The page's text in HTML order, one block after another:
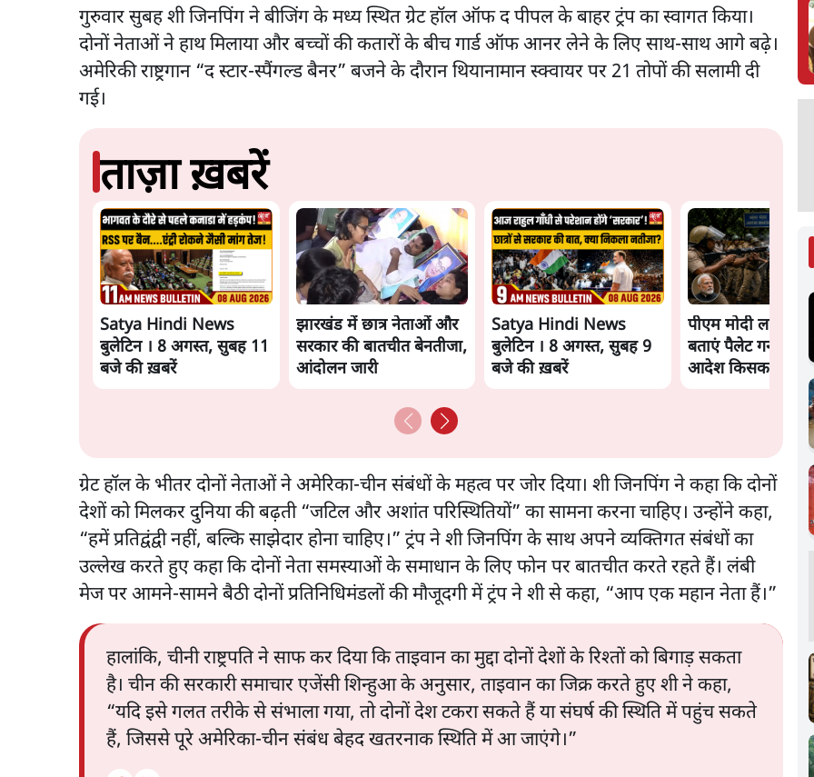
गुरुवार सुबह शी जिनपिंग ने बीजिंग के मध्य स्थित ग्रेट हॉल ऑफ द पीपल के बाहर ट्रंप का स्वागत किया।
दोनों नेताओं ने हाथ मिलाया और बच्चों की कतारों के बीच गार्ड ऑफ आनर लेने के लिए साथ-साथ आगे बढ़े।
अमेरिकी राष्ट्रगान “द स्टार-स्पैंगल्ड बैनर” बजने के दौरान थियानामान स्क्वायर पर 21 तोपों की सलामी दी
गई।
ताज़ा ख़बरें
Satya Hindi News
बुलेटिन । 8 अगस्त, सुबह 11
बजे की ख़बरें
झारखंड में छात्र नेताओं और
सरकार की बातचीत बेनतीजा,
आंदोलन जारी
Satya Hindi News
बुलेटिन । 8 अगस्त, सुबह 9
बजे की ख़बरें
पीएम मोदी लाल किले
बताएं पैलेट गन चलाने
आदेश किसका था,
ग्रेट हॉल के भीतर दोनों नेताओं ने अमेरिका-चीन संबंधों के महत्व पर जोर दिया। शी जिनपिंग ने कहा कि दोनों
देशों को मिलकर दुनिया की बढ़ती “जटिल और अशांत परिस्थितियों” का सामना करना चाहिए। उन्होंने कहा,
“हमें प्रतिद्वंद्वी नहीं, बल्कि साझेदार होना चाहिए।” ट्रंप ने शी जिनपिंग के साथ अपने व्यक्तिगत संबंधों का
उल्लेख करते हुए कहा कि दोनों नेता समस्याओं के समाधान के लिए फोन पर बातचीत करते रहते हैं। लंबी
मेज पर आमने-सामने बैठी दोनों प्रतिनिधिमंडलों की मौजूदगी में ट्रंप ने शी से कहा, “आप एक महान नेता हैं।”
हालांकि, चीनी राष्ट्रपति ने साफ कर दिया कि ताइवान का मुद्दा दोनों देशों के रिश्तों को बिगाड़ सकता
है। चीन की सरकारी समाचार एजेंसी शिन्हुआ के अनुसार, ताइवान का जिक्र करते हुए शी ने कहा,
“यदि इसे गलत तरीके से संभाला गया, तो दोनों देश टकरा सकते हैं या संघर्ष की स्थिति में पहुंच सकते
हैं, जिससे पूरे अमेरिका-चीन संबंध बेहद खतरनाक स्थिति में आ जाएंगे।”